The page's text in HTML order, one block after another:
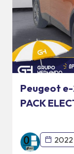
Peugeot
PACK
2022